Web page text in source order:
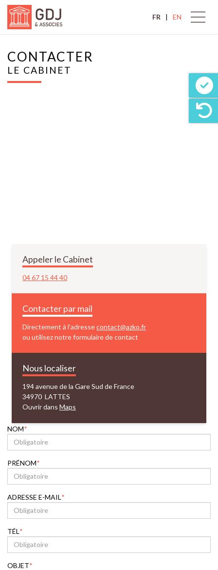
FR EN
CONTACTER
LE CABINET
NOM
PRÉNOM
ADRESSE E-MAIL
TÉL
OBJET
Appeler le Cabinet
04 67 15 44 40
Contacter par mail
Directement à l'adressecontact@azko.fr
ou utilisez notre formulaire de contact
Nous localiser
194 avenue de la Gare Sud de France
34970 LATTES
Ouvrir dansMaps